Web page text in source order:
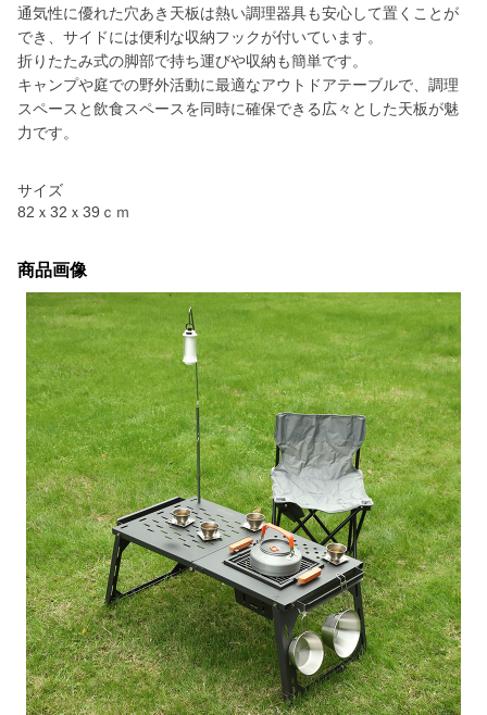
通気性に優れた穴あき天板は熱い調理器具も安心して置くことが
でき、サイドには便利な収納フックが付いています。
折りたたみ式の脚部で持ち運びや収納も簡単です。
キャンプや庭での野外活動に最適なアウトドアテーブルで、調理
スペースと飲食スペースを同時に確保できる広々とした天板が魅
力です。
サイズ
82ｘ32ｘ39ｃｍ
商品画像